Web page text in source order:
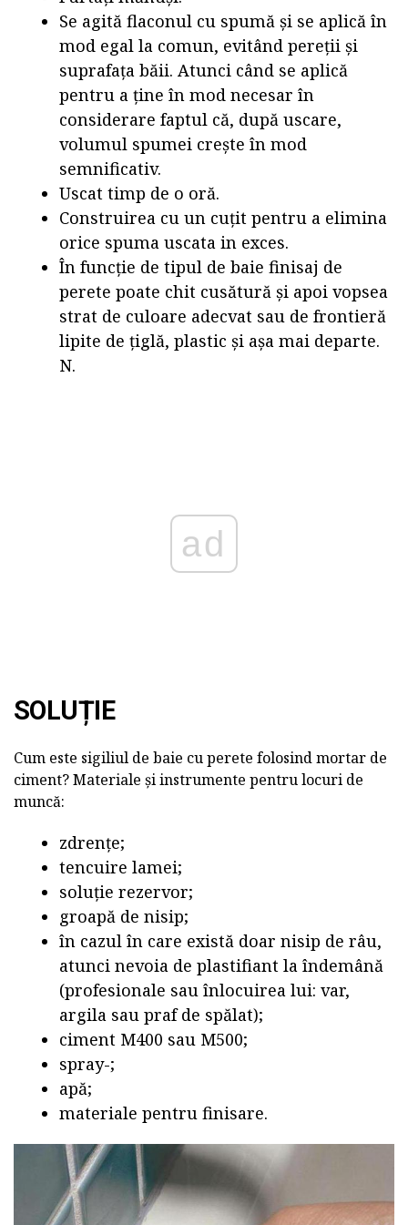
Se agită flaconul cu spumă și se aplică în
mod egal la comun, evitând pereții și
suprafața băii. Atunci când se aplică
pentru a ține în mod necesar în
considerare faptul că, după uscare,
volumul spumei crește în mod
semnificativ.
Uscat timp de o oră.
Construirea cu un cuțit pentru a elimina
orice spuma uscata in exces.
În funcție de tipul de baie finisaj de
perete poate chit cusătură și apoi vopsea
strat de culoare adecvat sau de frontieră
lipite de țiglă, plastic și așa mai departe.
N.
ad
SOLUȚIE
Cum este sigiliul de baie cu perete folosind mortar de
ciment? Materiale și instrumente pentru locuri de
muncă:
zdrențe;
tencuire lamei;
soluție rezervor;
groapă de nisip;
în cazul în care există doar nisip de râu,
atunci nevoia de plastifiant la îndemână
(profesionale sau înlocuirea lui: var,
argila sau praf de spălat);
ciment M400 sau M500;
spray-;
apă;
materiale pentru finisare.